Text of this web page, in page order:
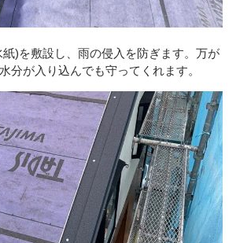
)を敷設し、雨の侵入を防ぎます。万が
分が入り込んでも守ってくれます。